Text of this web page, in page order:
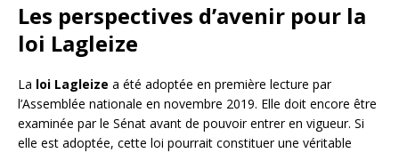
Les perspectives d’avenir pour la
loi Lagleize
La loi Lagleize a été adoptée en première lecture par
l’Assemblée nationale en novembre 2019. Elle doit encore être
examinée par le Sénat avant de pouvoir entrer en vigueur. Si
elle est adoptée, cette loi pourrait constituer une véritable